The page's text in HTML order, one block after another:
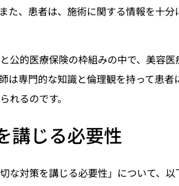
た、患者は、施術に関する情報を十
公的医療保険の枠組みの中で、美容
は専門的な知識と倫理観を持って患
れるのです。
講じる必要性
な対策を講じる必要性」について、